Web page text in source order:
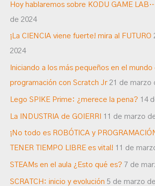
Hoy hablaremos sobre KODU GAME
de 2024
¡La CIENCIA viene fuerte! mira al FUTURO
2024
Iniciando a los más pequeños en el mundo
programación con Scratch Jr 21 de marzo
Lego SPIKE Prime: ¿merece la pena? 14
La INDUSTRIA de GOIERRI 11 de marzo
¡No todo es ROBÓTICA y
TENER TIEMPO LIBRE es vital! 11 de
STEAMs en el aula ¿Esto qué es? 7 de
SCRATCH: inicio y evolución 5 de marzo